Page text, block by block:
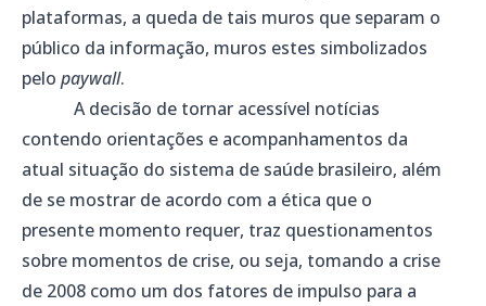
plataformas, a queda de tais muros que separam o
público da informação, muros estes simbolizados
pelo paywall.
A decisão de tornar acessível notícias
contendo orientações e acompanhamentos da
atual situação do sistema de saúde brasileiro, além
de se mostrar de acordo com a ética que o
presente momento requer, traz questionamentos
sobre momentos de crise, ou seja, tomando a crise
de 2008 como um dos fatores de impulso para a